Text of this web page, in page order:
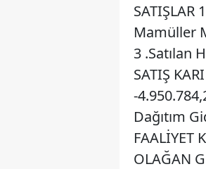
SATIŞLAR
Mamüller
3 .Satılan
SATIŞ
-
Dağıtım
FAALİYET
OLAĞAN